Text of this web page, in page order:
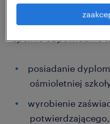
umowy o pracę. Aby
zawodowe w jej
spełnić odpowiednie
posiadanie
ośmioletniej
wyrobienie